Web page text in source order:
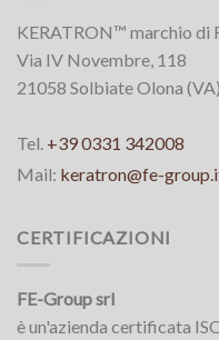
KERATRON™ marchio di
Via IV Novembre, 118
21058 Solbiate Olona
Tel. +39 0331 342008
Mail: keratron@fe-
CERTIFICAZIONI
FE-Group srl
è un'azienda certificata